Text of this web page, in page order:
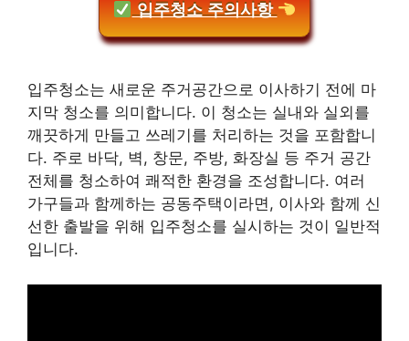
입주청소 주의사항
입주청소는 새로운 주거공간으로 이사하기 전에 마
지막 청소를 의미합니다. 이 청소는 실내와 실외를
깨끗하게 만들고 쓰레기를 처리하는 것을 포함합니
다. 주로 바닥, 벽, 창문, 주방, 화장실 등 주거 공간
전체를 청소하여 쾌적한 환경을 조성합니다. 여러
가구들과 함께하는 공동주택이라면, 이사와 함께 신
선한 출발을 위해 입주청소를 실시하는 것이 일반적
입니다.